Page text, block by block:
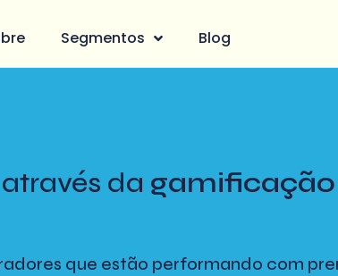
Segmentos Blog
da
que estão performando com